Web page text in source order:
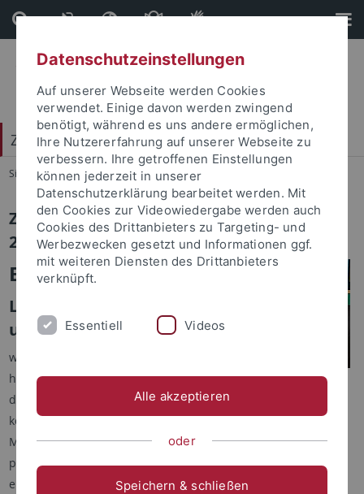
Direkt
zum
Inhalt
Direkt
zur
Fußleiste
Zentrum für Islamische Theologie (ZITh)
Sie sind hier: Startseite ... 1
ZITH Newsletter Ausgabe 1/2015 -
28.01.2015
Professor Dr. Erdal Toprakyaran,
Professorin Dr. Lejla Demiri,
Professor Dr. Mouez Khalfaoui
Editorial
Liebe Leserinnen
und Leser,
wir freuen uns, dass wir uns
heute mit einer neuen Ausgabe
des Newsletters an Sie wenden
können. Auch in den letzten
Monaten ist im ZITH viel
passiert, worüber wir hier in
einer kleinen Auswahl berichten wollen.
Datenschutzeinstellungen
Auf unserer Webseite werden Cookies
verwendet. Einige davon werden zwingend
benötigt, während es uns andere ermöglichen,
Ihre Nutzererfahrung auf unserer Webseite zu
verbessern. Ihre getroffenen Einstellungen
können jederzeit in unserer
Datenschutzerklärung bearbeitet werden. Mit
den Cookies zur Videowiedergabe werden auch
Cookies des Drittanbieters zu Targeting- und
Werbezwecken gesetzt und Informationen ggf.
mit weiteren Diensten des Drittanbieters
verknüpft.
Essentiell Videos
Alle akzeptieren
oder
Speichern & schließen